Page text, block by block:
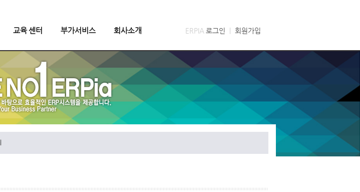
ERPIA 로그인 회원가입
교육 센터 부가서비스 회사소개